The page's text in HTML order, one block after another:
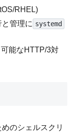
RHEL)
管理に systemd
能なHTTP/3対
のシェルスクリ